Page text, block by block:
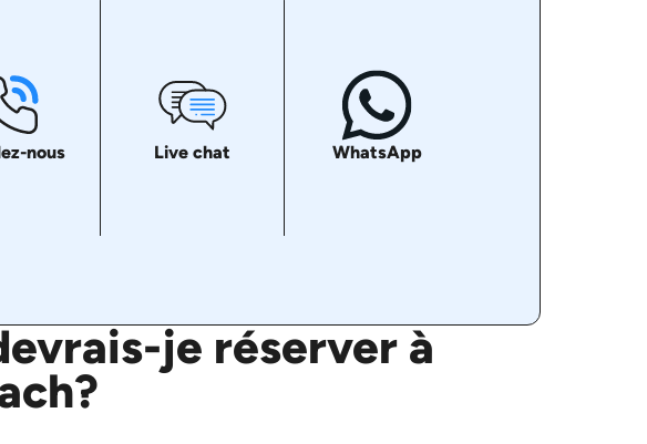
nous Live chat WhatsApp
je réserver à